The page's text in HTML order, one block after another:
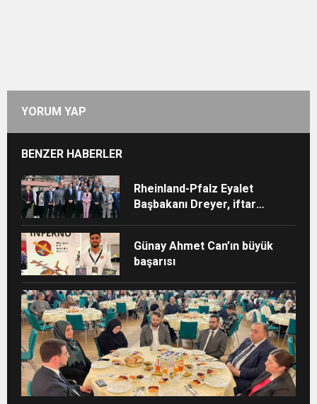
YORUM YAP
BENZER HABERLER
Rheinland-Pfalz Eyalet
Başbakanı Dreyer, iftar
Günay Ahmet Can’ın büyük
başarısı